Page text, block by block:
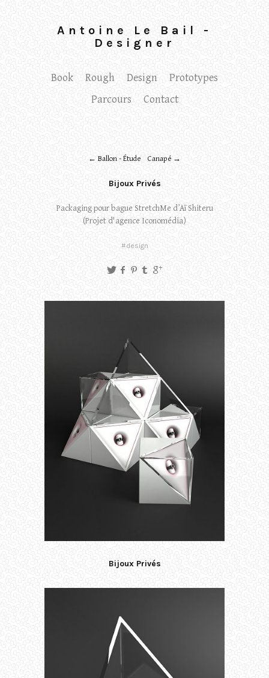
Antoine Le Bail -
Designer
Book Rough Design
Prototypes
Parcours
Contact
← Ballon - Étude Canapé →
Bijoux Privés
Packaging pour bague StretchMe d’Aï Shiteru
(Projet d'agence Iconomédia)
#design
Bijoux Privés